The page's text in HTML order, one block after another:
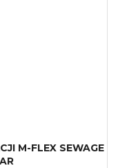
M-FLEX SEWAGE